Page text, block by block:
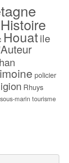
Histoire
Houatile
policier
Rhuys
sous-marin tourisme